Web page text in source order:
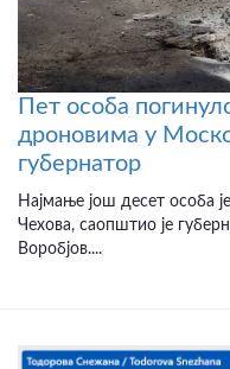
Пет особа
дроновима у
губернатор
Најмање још десет особа
Чехова, саопштио је
Воробјов....